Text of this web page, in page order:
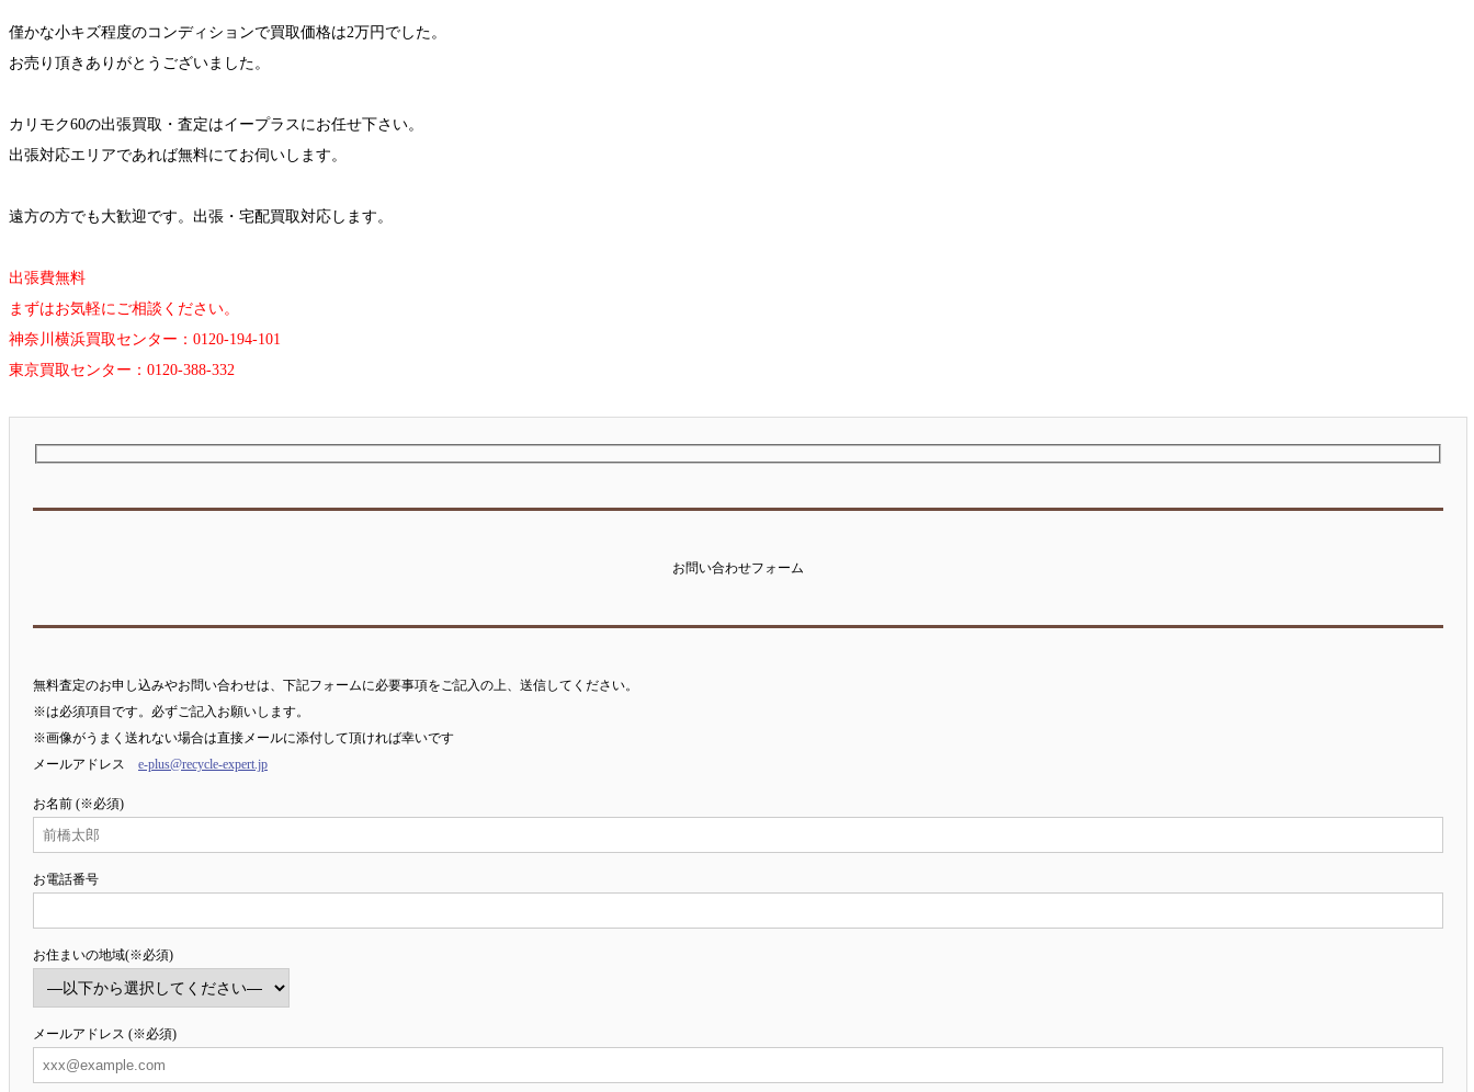
僅かな小キズ程度のコンディションで買取価格は2万円でした。
お売り頂きありがとうございました。
カリモク60の出張買取・査定はイープラスにお任せ下さい。
出張対応エリアであれば無料にてお伺いします。
遠方の方でも大歓迎です。出張・宅配買取対応します。
出張費無料
まずはお気軽にご相談ください。
神奈川横浜買取センター：0120-194-101
東京買取センター：0120-388-332
お問い合わせフォーム
無料査定のお申し込みやお問い合わせは、下記フォームに必要事項をご記入の上、送信してください。
※は必須項目です。必ずご記入お願いします。
※画像がうまく送れない場合は直接メールに添付して頂ければ幸いです
メールアドレス e-plus@recycle-expert.jp
お名前 (※必須)
お電話番号
お住まいの地域(※必須)
メールアドレス (※必須)